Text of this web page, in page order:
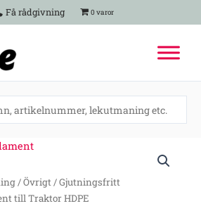
Få rådgivning 0 varor
/Övrigt/ Gjutningsfritt
till Traktor HDPE